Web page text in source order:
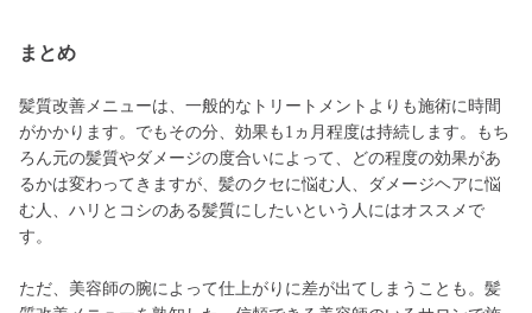
まとめ
髪質改善メニューは、一般的なトリートメントよりも施術に時間
がかかります。でもその分、効果も1ヵ月程度は持続します。もち
ろん元の髪質やダメージの度合いによって、どの程度の効果があ
るかは変わってきますが、髪のクセに悩む人、ダメージヘアに悩
む人、ハリとコシのある髪質にしたいという人にはオススメで
す。
ただ、美容師の腕によって仕上がりに差が出てしまうことも。髪